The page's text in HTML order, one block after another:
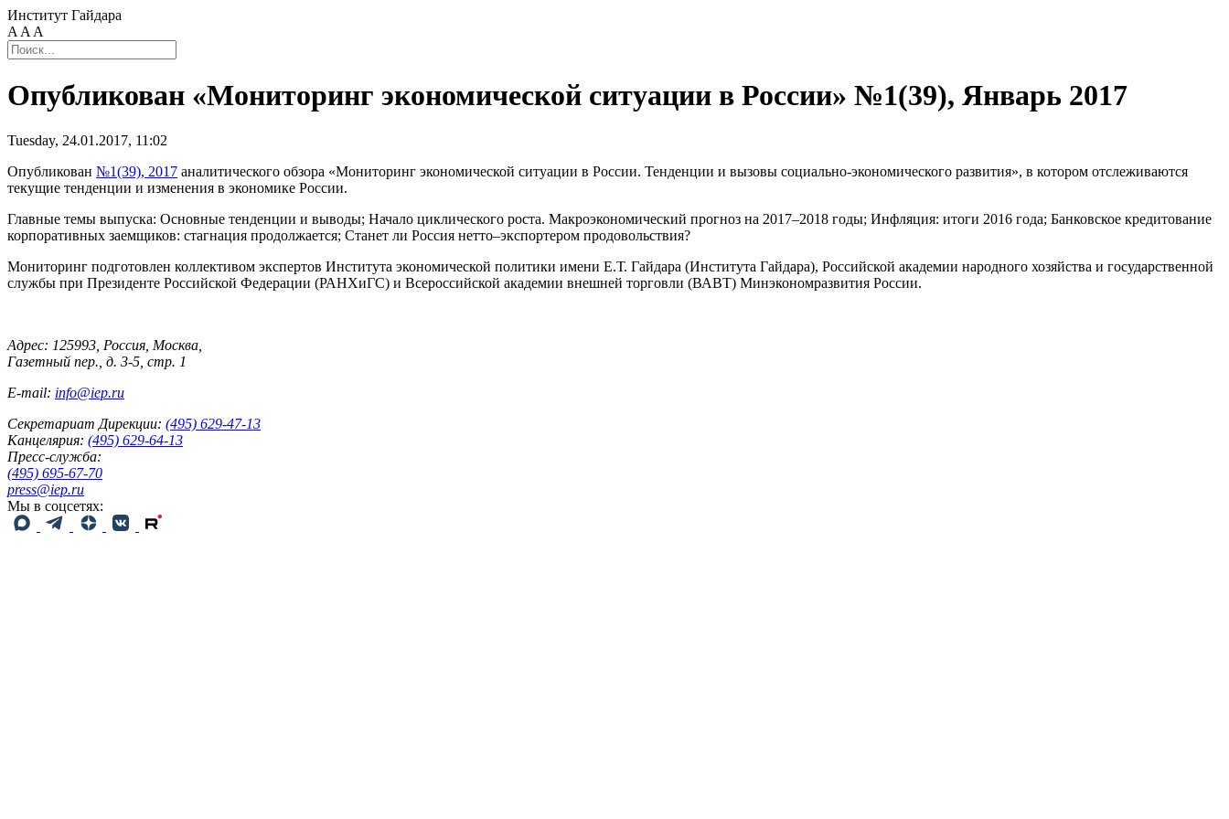
Институт Гайдара
A A A
Опубликован «Мониторинг экономической ситуации в России» №1(39), Январь 2017
Tuesday, 24.01.2017, 11:02
Опубликован №1(39), 2017 аналитического обзора «Мониторинг экономической ситуации в России. Тенденции и вызовы социально-экономического развития», в котором отслеживаются
текущие тенденции и изменения в экономике России.
Главные темы выпуска: Основные тенденции и выводы; Начало циклического роста. Макроэкономический прогноз на 2017–2018 годы; Инфляция: итоги 2016 года; Банковское кредитование
корпоративных заемщиков: стагнация продолжается; Станет ли Россия нетто–экспортером продовольствия?
Мониторинг подготовлен коллективом экспертов Института экономической политики имени Е.Т. Гайдара (Института Гайдара), Российской академии народного хозяйства и государственной
службы при Президенте Российской Федерации (РАНХиГС) и Всероссийской академии внешней торговли (ВАВТ) Минэкономразвития России.
Адрес: 125993, Россия, Москва,
Газетный пер., д. 3-5, стр. 1
E-mail: info@iep.ru
Секретариат Дирекции: (495) 629-47-13
Канцелярия: (495) 629-64-13
Пресс-служба:
(495) 695-67-70
press@iep.ru
Мы в соцсетях: